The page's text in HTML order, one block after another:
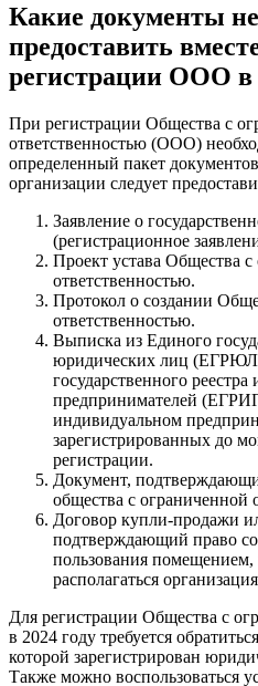
Какие документы
предоставить
регистрации ООО в
При регистрации Общества с
ответственностью (ООО)
определенный пакет
организации следует
Заявление о
(регистрационное
Проект устава Общества
ответственностью.
Протокол о создании
ответственностью.
Выписка из Единого
юридических лиц
государственного
предпринимателей
индивидуальном
зарегистрированных до
регистрации.
Документ,
общества с ограниченной
Договор купли-продажи
подтверждающий право
пользования помещением,
располагаться
Для регистрации Общества с
в 2024 году требуется
которой зарегистрирован
Также можно воспользоваться